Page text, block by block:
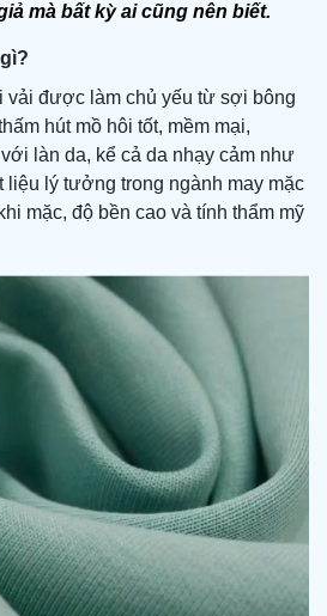
mà bất kỳ ai cũng nên biết.
vải được làm chủ yếu từ sợi bông
hút mồ hôi tốt, mềm mại,
làn da, kể cả da nhạy cảm như
lý tưởng trong ngành may mặc
mặc, độ bền cao và tính thẩm mỹ